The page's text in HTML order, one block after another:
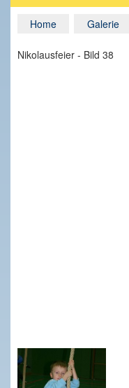
Home Galerie
Nikolausfeier - Bild 38